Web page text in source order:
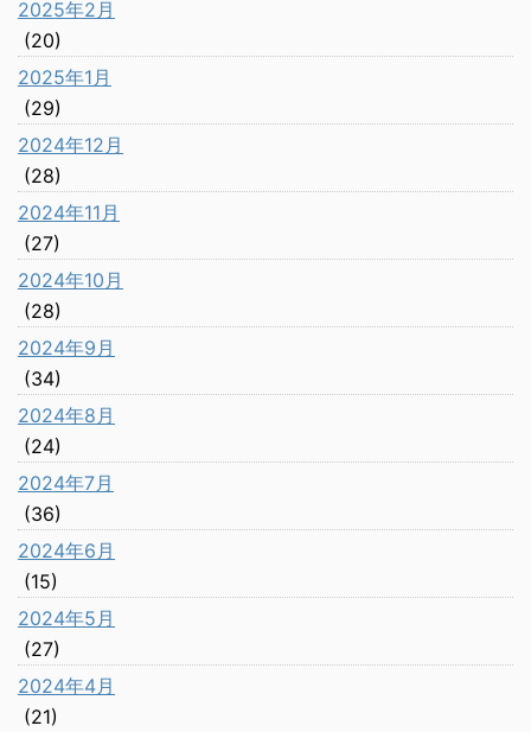
2025年2月
(20)
2025年1月
(29)
2024年12月
(28)
2024年11月
(27)
2024年10月
(28)
2024年9月
(34)
2024年8月
(24)
2024年7月
(36)
2024年6月
(15)
2024年5月
(27)
2024年4月
(21)